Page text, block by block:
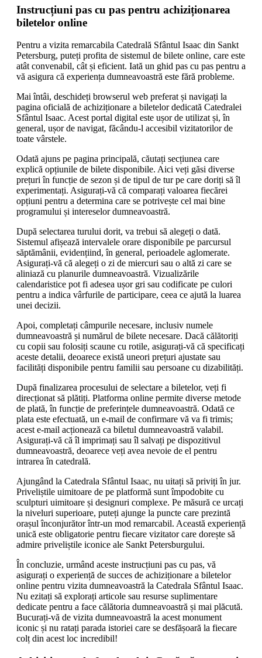
Instrucțiuni pas cu pas pentru achiziționarea
biletelor online
Pentru a vizita remarcabila Catedrală Sfântul Isaac din Sankt
Petersburg, puteți profita de sistemul de bilete online, care este
atât convenabil, cât și eficient. Iată un ghid pas cu pas pentru a
vă asigura că experiența dumneavoastră este fără probleme.
Mai întâi, deschideți browserul web preferat și navigați la
pagina oficială de achiziționare a biletelor dedicată Catedralei
Sfântul Isaac. Acest portal digital este ușor de utilizat și, în
general, ușor de navigat, făcându-l accesibil vizitatorilor de
toate vârstele.
Odată ajuns pe pagina principală, căutați secțiunea care
explică opțiunile de bilete disponibile. Aici veți găsi diverse
prețuri în funcție de sezon și de tipul de tur pe care doriți să îl
experimentați. Asigurați-vă că comparați valoarea fiecărei
opțiuni pentru a determina care se potrivește cel mai bine
programului și intereselor dumneavoastră.
După selectarea turului dorit, va trebui să alegeți o dată.
Sistemul afișează intervalele orare disponibile pe parcursul
săptămânii, evidențiind, în general, perioadele aglomerate.
Asigurați-vă că alegeți o zi de miercuri sau o altă zi care se
aliniază cu planurile dumneavoastră. Vizualizările
calendaristice pot fi adesea ușor gri sau codificate pe culori
pentru a indica vârfurile de participare, ceea ce ajută la luarea
unei decizii.
Apoi, completați câmpurile necesare, inclusiv numele
dumneavoastră și numărul de bilete necesare. Dacă călătoriți
cu copii sau folosiți scaune cu rotile, asigurați-vă că specificați
aceste detalii, deoarece există uneori prețuri ajustate sau
facilități disponibile pentru familii sau persoane cu dizabilități.
După finalizarea procesului de selectare a biletelor, veți fi
direcționat să plătiți. Platforma online permite diverse metode
de plată, în funcție de preferințele dumneavoastră. Odată ce
plata este efectuată, un e-mail de confirmare vă va fi trimis;
acest e-mail acționează ca biletul dumneavoastră valabil.
Asigurați-vă că îl imprimați sau îl salvați pe dispozitivul
dumneavoastră, deoarece veți avea nevoie de el pentru
intrarea în catedrală.
Ajungând la Catedrala Sfântul Isaac, nu uitați să priviți în jur.
Priveliștile uimitoare de pe platformă sunt împodobite cu
sculpturi uimitoare și designuri complexe. Pe măsură ce urcați
la niveluri superioare, puteți ajunge la puncte care prezintă
orașul înconjurător într-un mod remarcabil. Această experiență
unică este obligatorie pentru fiecare vizitator care dorește să
admire priveliștile iconice ale Sankt Petersburgului.
În concluzie, urmând aceste instrucțiuni pas cu pas, vă
asigurați o experiență de succes de achiziționare a biletelor
online pentru vizita dumneavoastră la Catedrala Sfântul Isaac.
Nu ezitați să explorați articole sau resurse suplimentare
dedicate pentru a face călătoria dumneavoastră și mai plăcută.
Bucurați-vă de vizita dumneavoastră la acest monument
iconic și nu ratați parada istoriei care se desfășoară la fiecare
colț din acest loc incredibil!